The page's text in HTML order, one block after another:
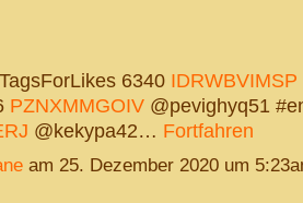
6340 IDRWBVIMSP
PZNXMMGOIV@pevighyq51
@kekypa42… Fortfahren
am 25. Dezember 2020 um